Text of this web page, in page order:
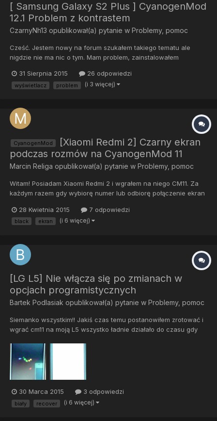
[ Samsung Galaxy S2 Plus ] CyanogenMod
12.1 Problem z kontrastem
CzarnyNh13 opublikował(a) pytanie w Problemy, pomoc
Cześć. Jestem nowy na forum szukałem takiego tematu ale
nigdzie nie ma nic o tym. Mam problem, zainstalowałem
mnie, hm nie wiem jak to nazwać jakby automatyczny kontrast
wyświetlacza. do 1/4 jasności ekranu jest wszystko ok a
31 Sierpnia 2015 26 odpowiedzi
wyświetlacz problem (i 3 więcej)
CyanogenMod
[Xiaomi Redmi 2] Czarny ekran
podczas rozmów na CyanogenMod 11
Marcin Religa opublikował(a) pytanie w Problemy, pomoc
Witam! Posiadam Xiaomi Redmi 2 i wgrałem na niego CM11. Za
każdym razem gdy wybiorę numer lub odbiorę połączenie ekran
głośności, przycisk zasilania, a także przyciski systemowe. Nie
mogę więc nawet rozłączyć się. Wszystko wraca do normy...
28 Kwietnia 2015 7 odpowiedzi
black ekran (i 6 więcej)
[LG L5] Nie włącza się po zmianach w
opcjach programistycznych
Bartek Podlasiak opublikował(a) pytanie w Problemy, pomoc
Siemanko wszystkim!! Jakiś czas temu postanowiłem zrotować i
wgrać cm11 na moją L5 wszystko ładnie działało do czasu gdy
ponownie uruchamiać i tak w nie skończoność. Gdy próbuje
wejść w tryb recover pojawia się biały ekran,na którym p...
30 Marca 2015 3 odpowiedzi
biały recover (i 6 więcej)